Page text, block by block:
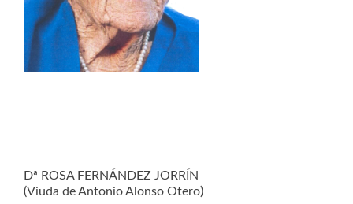
Dª ROSA FERNÁNDEZ JORRÍN
(Viuda de Antonio Alonso Otero)